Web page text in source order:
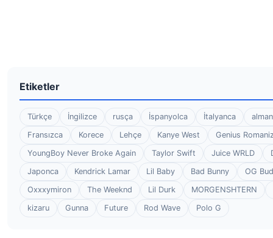
Etiketler
Türkçe İngilizce rusça İspanyolca İtalyanca
Fransızca
Korece Lehçe Kanye West
Genius
YoungBoy Never Broke Again
Taylor Swift Juice WRLD
Japonca
Kendrick Lamar Lil Baby Bad Bunny
OG
Oxxxymiron
The Weeknd Lil Durk
MORGENSHTERN
kizaru
Gunna Future Rod Wave Polo G